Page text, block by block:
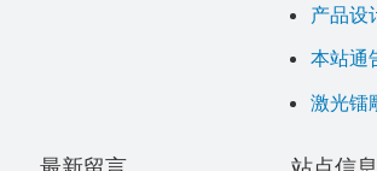
产品设
本站通
激光镭